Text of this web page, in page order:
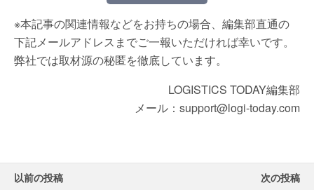
※本記事の関連情報などをお持ちの場合、編集部直通の
下記メールアドレスまでご一報いただければ幸いです。
弊社では取材源の秘匿を徹底しています。
LOGISTICS TODAY編集部
メール：support@logi-today.com
以前の投稿 次の投稿